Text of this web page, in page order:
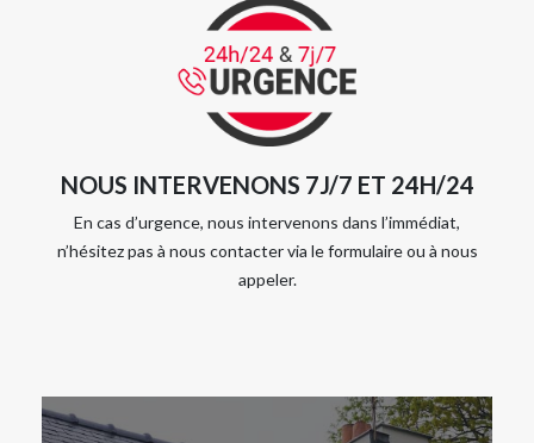
NOUS INTERVENONS 7J/7 ET 24H/24
En cas d’urgence, nous intervenons dans l’immédiat,
n’hésitez pas à nous contacter via le formulaire ou à nous
appeler.